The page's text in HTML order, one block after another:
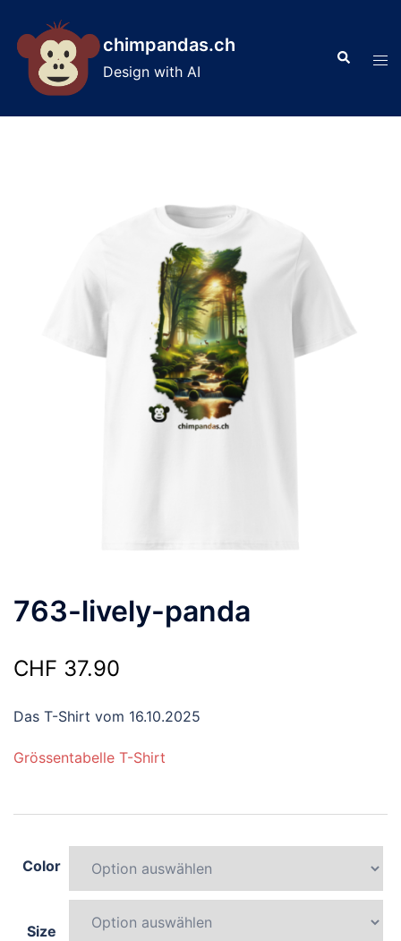
content
chimpandas.ch
Design with AI
Search
763-lively-panda
CHF 37.90
Das T-Shirt vom 16.10.2025
Grössentabelle T-Shirt
Color
Size